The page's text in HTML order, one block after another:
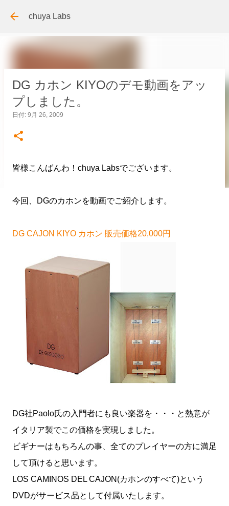
スキップしてメイン コンテンツに移動
chuya Labs
DG カホン KIYOのデモ動画をアッ
プしました。
日付: 9月 26, 2009
皆様こんばんわ！chuya Labsでございます。
今回、DGのカホンを動画でご紹介します。
DG CAJON KIYO カホン 販売価格20,000円
DG社Paolo氏の入門者にも良い楽器を・・・と熱意が
イタリア製でこの価格を実現しました。
ビギナーはもちろんの事、全てのプレイヤーの方に満足
して頂けると思います。
LOS CAMINOS DEL CAJON(カホンのすべて)という
DVDがサービス品として付属いたします。